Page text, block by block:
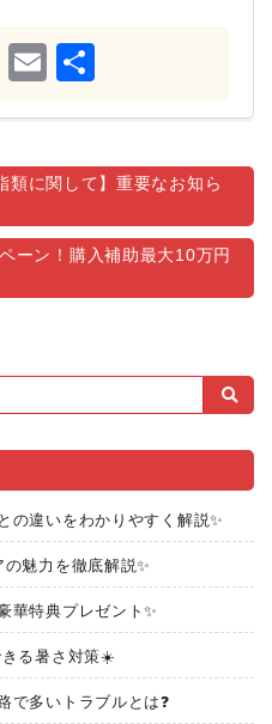
Twitter
Email
に関して】重要なお知ら
ーン！購入補助最大10万円
の違いをわかりやすく解説✨
魅力を徹底解説✨
華特典プレゼント✨
きる暑さ対策☀️
で多いトラブルとは❓